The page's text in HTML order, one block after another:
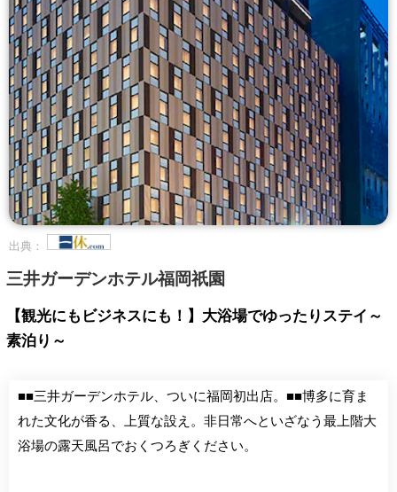
出典：
三井ガーデンホテル福岡祇園
【観光にもビジネスにも！】大浴場でゆったりステイ～
素泊り～
■■三井ガーデンホテル、ついに福岡初出店。■■博多に育ま
れた文化が香る、上質な設え。非日常へといざなう最上階大
浴場の露天風呂でおくつろぎください。